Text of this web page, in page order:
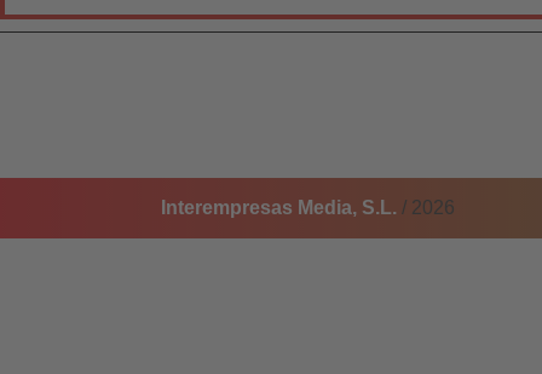
Interempresas Media, S.L. / 2026